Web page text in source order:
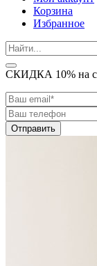
Корзина
Избранное
СКИДКА 10% на
Отправить